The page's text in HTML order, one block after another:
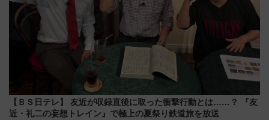
【ＢＳ日テレ】 友近が収録直後に取った衝撃行動とは……？ 『友
近・礼二の妄想トレイン』で極上の夏祭り鉄道旅を放送